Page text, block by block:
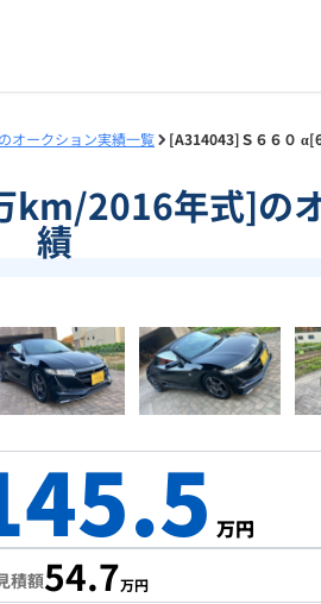
オークション実績一覧 [A314043]Ｓ６６０
2016年式]の
績
万円
積額54.7万円